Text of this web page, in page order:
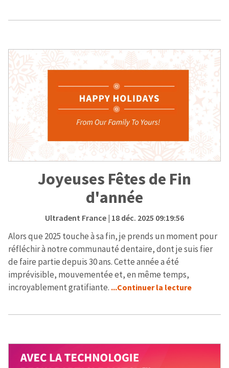
Joyeuses Fêtes de Fin
d'année
Ultradent France| 18 déc. 2025 09:19:56
Alors que 2025 touche à sa fin, je prends un moment pour
réfléchir à notre communauté dentaire, dont je suis fier
de faire partie depuis 30 ans. Cette année a été
imprévisible, mouvementée et, en même temps,
incroyablement gratifiante. ...Continuer la lecture